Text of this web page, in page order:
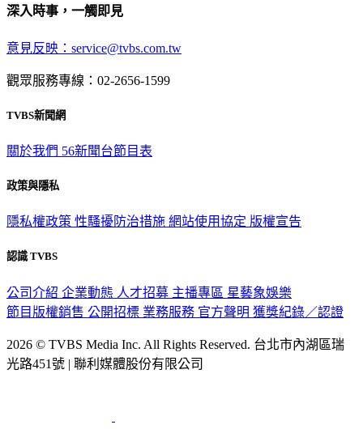
深入時事，一觸即見
意見反映：service@tvbs.com.tw
觀眾服務專線：02-2656-1599
TVBS新聞網
關於我們 56新聞台節目表
政策與隱私
隱私權政策 性騷擾防治措施 網站使用協定 版權宣告
認識 TVBS
公司介紹 企業動態 人才招募 主播專區 星藝象娛樂
節目版權銷售 公開招標 業務服務 官方聲明 獲獎紀錄／認證
2026 © TVBS Media Inc. All Rights Reserved. 台北市內湖區瑞
光路451號 | 聯利媒體股份有限公司